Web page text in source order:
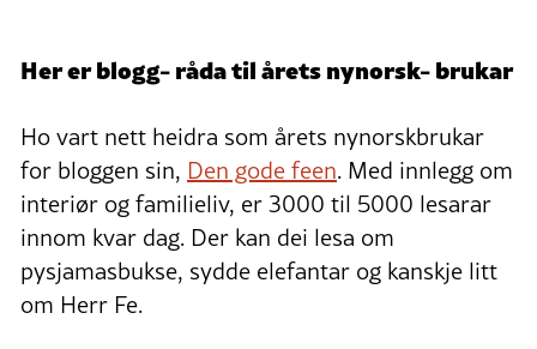
Her er blogg- råda til årets nynorsk- brukar
Ho vart nett heidra som årets nynorskbrukar
for bloggen sin, Den gode feen. Med innlegg om
interiør og familieliv, er 3000 til 5000 lesarar
innom kvar dag. Der kan dei lesa om
pysjamasbukse, sydde elefantar og kanskje litt
om Herr Fe.